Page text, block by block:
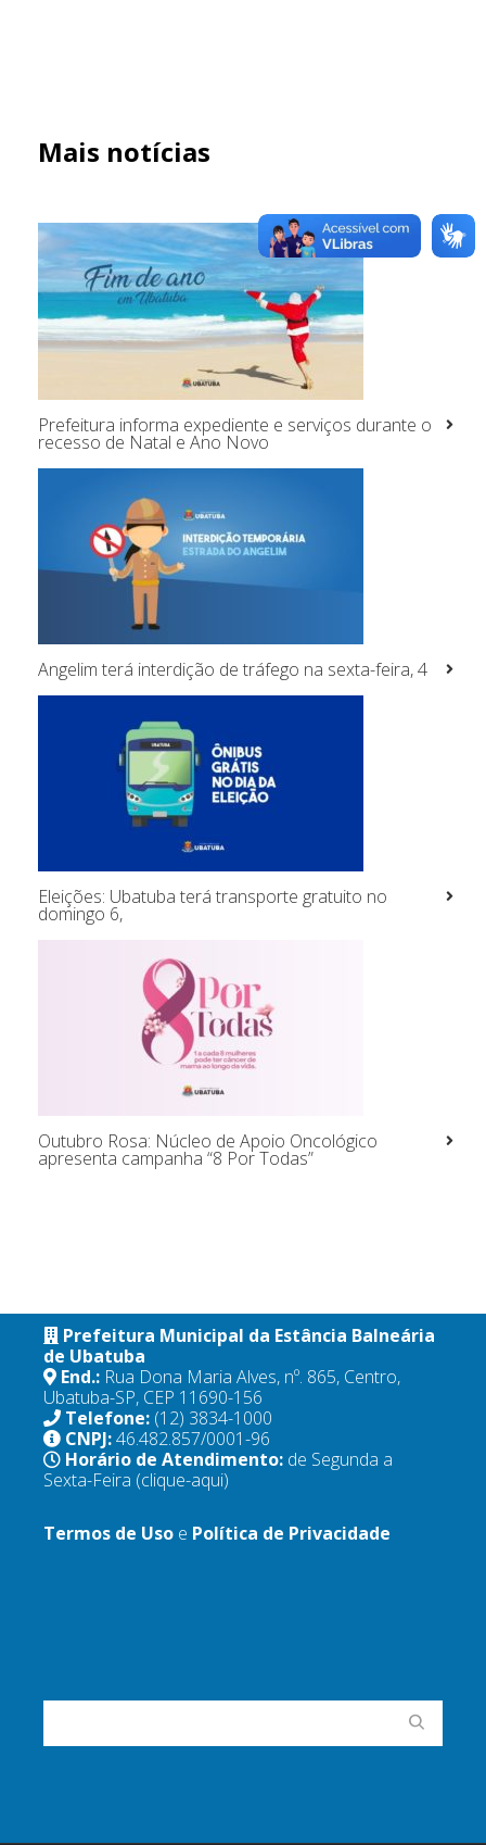
Mais notícias
Prefeitura informa expediente e serviços durante o
recesso de Natal e Ano Novo
Angelim terá interdição de tráfego na sexta-feira, 4
Eleições: Ubatuba terá transporte gratuito no
domingo 6,
Outubro Rosa: Núcleo de Apoio Oncológico
apresenta campanha “8 Por Todas”
Prefeitura Municipal da Estância Balneária
de Ubatuba
End.: Rua Dona Maria Alves, nº. 865, Centro,
Ubatuba-SP, CEP 11690-156
Telefone: (12) 3834-1000
CNPJ:46.482.857/0001-96
Horário de Atendimento: de Segunda a
Sexta-Feira (clique-aqui)
Termos de Uso e Política de Privacidade